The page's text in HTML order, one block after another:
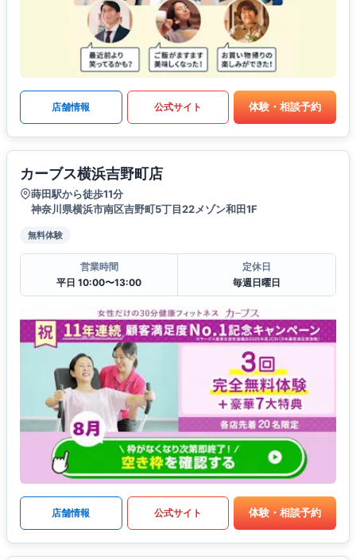
店舗情報 公式サイト 体験・相談予約
カーブス横浜吉野町店
蒔田駅から徒歩11分
神奈川県横浜市南区吉野町5丁目22メゾン和田1F
無料体験
営業時間
平日 10:00〜13:00
定休日
毎週日曜日
店舗情報 公式サイト 体験・相談予約